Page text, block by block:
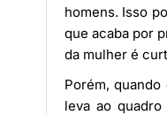
homens. Isso
que acaba por
da mulher é
Porém,
leva ao